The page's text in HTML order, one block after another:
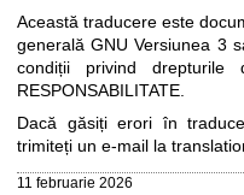
Această traducere este
generală GNU Versiunea 3
condiții privind
RESPONSABILITATE.
Dacă găsiți erori în
trimiteți un e-mail la
11 februarie 2026